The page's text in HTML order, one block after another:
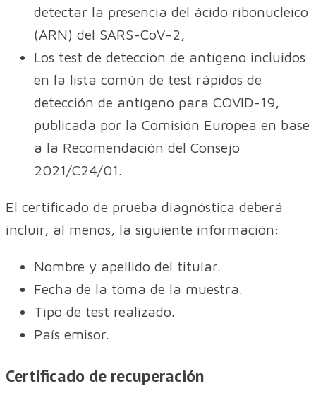
detectar la presencia del ácido ribonucleico
(ARN) del SARS-CoV-2,
Los test de detección de antígeno incluidos
en la lista común de test rápidos de
detección de antígeno para COVID-19,
publicada por la Comisión Europea en base
a la Recomendación del Consejo
2021/C24/01.
El certificado de prueba diagnóstica deberá
incluir, al menos, la siguiente información:
Nombre y apellido del titular.
Fecha de la toma de la muestra.
Tipo de test realizado.
País emisor.
Certificado de recuperación